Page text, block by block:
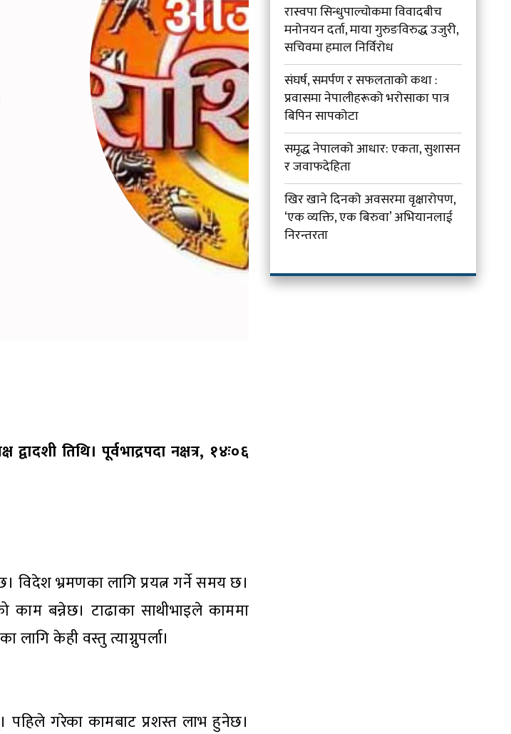
तिथि। पूर्वभाद्रपदा नक्षत्र, १४ः०६
भ्रमणका लागि प्रयत्न गर्ने समय छ।
काम बन्नेछ। टाढाका साथीभाइले काममा
केही वस्तु त्याग्नुपर्ला।
पहिले गरेका कामबाट प्रशस्त लाभ हुनेछ।
रास्वपा सिन्धुपाल्चोकमा विवादबीच
मनोनयन दर्ता, माया गुरुङविरुद्ध उजुरी,
सचिवमा हमाल निर्विरोध
संघर्ष, समर्पण र सफलताको कथा :
प्रवासमा नेपालीहरूको भरोसाका पात्र
बिपिन सापकोटा
समृद्ध नेपालको आधार: एकता, सुशासन
र जवाफदेहिता
खिर खाने दिनको अवसरमा वृक्षारोपण,
‘एक व्यक्ति, एक बिरुवा’ अभियानलाई
निरन्तरता